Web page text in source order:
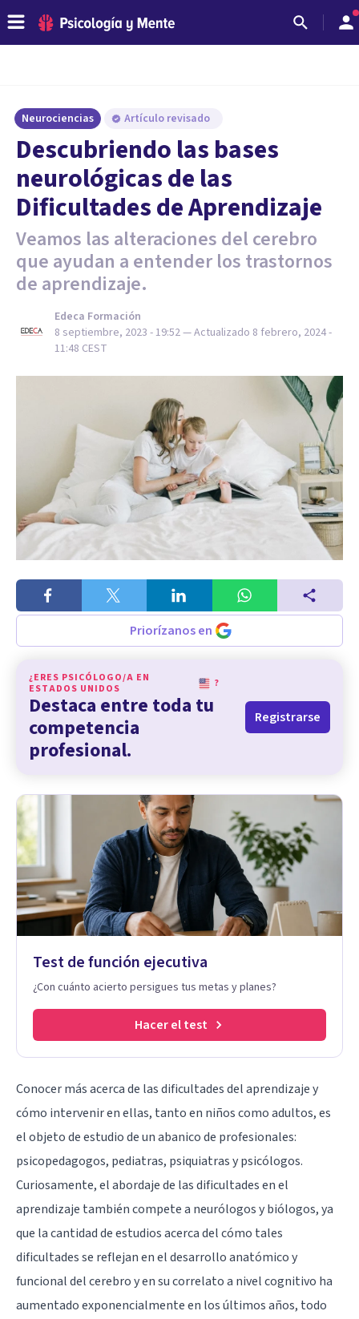
Neurociencias Artículo revisado
Descubriendo las bases
neurológicas de las
Dificultades de Aprendizaje
Veamos las alteraciones del cerebro
que ayudan a entender los trastornos
de aprendizaje.
Edeca Formación
8 septiembre, 2023 - 19:52— Actualizado 8 febrero, 2024 -
11:48 CEST
Priorízanos en
¿ERES PSICÓLOGO/A EN
ESTADOS UNIDOS
?
Destaca entre toda tu
competencia
profesional.
Registrarse
Test de función ejecutiva
¿Con cuánto acierto persigues tus metas y planes?
Hacer el test
Conocer más acerca de las dificultades del aprendizaje y
cómo intervenir en ellas, tanto en niños como adultos, es
el objeto de estudio de un abanico de profesionales:
psicopedagogos, pediatras, psiquiatras y psicólogos.
Curiosamente, el abordaje de las dificultades en el
aprendizaje también compete a neurólogos y biólogos, ya
que la cantidad de estudios acerca del cómo tales
dificultades se reflejan en el desarrollo anatómico y
funcional del cerebro y en su correlato a nivel cognitivo ha
aumentado exponencialmente en los últimos años, todo